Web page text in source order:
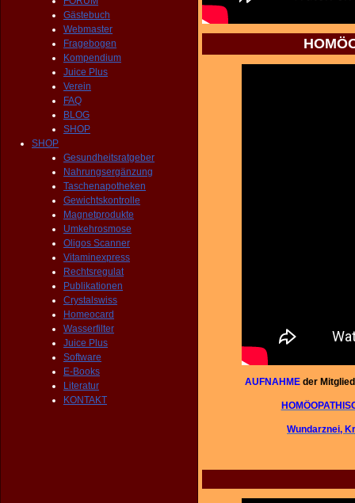
Gästebuch
Webmaster
Fragebogen
Kompendium
Juice Plus
Verein
FAQ
BLOG
SHOP
SHOP
Gesundheitsratgeber
Nahrungsergänzung
Taschenapotheken
Gewichtskontrolle
Magnetprodukte
Umkehrosmose
Oligos Scanner
Vitaminexpress
Rechtsregulat
Publikationen
Crystalswiss
Homeocard
Wasserfilter
Juice Plus
Software
E-Books
Literatur
KONTAKT
AUFNAHME der
Wundarznei,